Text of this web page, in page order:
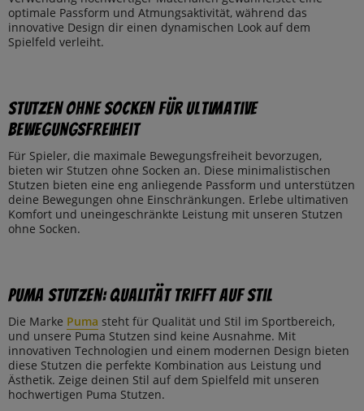
optimale Passform und Atmungsaktivität, während das
innovative Design dir einen dynamischen Look auf dem
Spielfeld verleiht.
Stutzen ohne Socken für ultimative
Bewegungsfreiheit
Für Spieler, die maximale Bewegungsfreiheit bevorzugen,
bieten wir Stutzen ohne Socken an. Diese minimalistischen
Stutzen bieten eine eng anliegende Passform und unterstützen
deine Bewegungen ohne Einschränkungen. Erlebe ultimativen
Komfort und uneingeschränkte Leistung mit unseren Stutzen
ohne Socken.
Puma Stutzen: Qualität trifft auf Stil
Die Marke Puma steht für Qualität und Stil im Sportbereich,
und unsere Puma Stutzen sind keine Ausnahme. Mit
innovativen Technologien und einem modernen Design bieten
diese Stutzen die perfekte Kombination aus Leistung und
Ästhetik. Zeige deinen Stil auf dem Spielfeld mit unseren
hochwertigen Puma Stutzen.